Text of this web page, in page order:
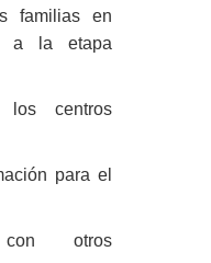
familias en
a la etapa
los centros
para el
otros